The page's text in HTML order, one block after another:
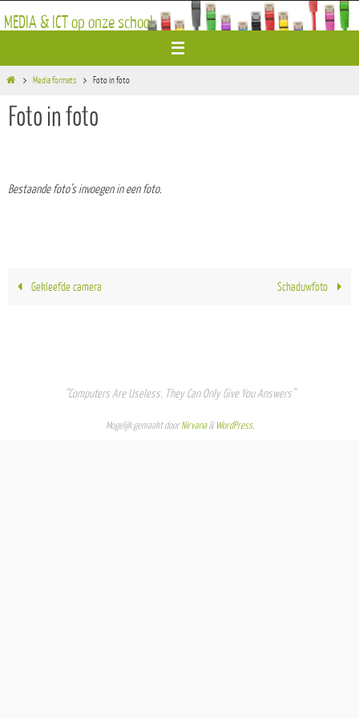
naar
MEDIA & ICT op onze school
HomeMedia formats Foto in foto
Foto in foto
Bestaande foto’s invoegen in een foto.
Gekleefde camera Schaduwfoto
“Computers Are Useless. They Can Only Give You Answers”
Mogelijk gemaakt doorNirvana& WordPress.